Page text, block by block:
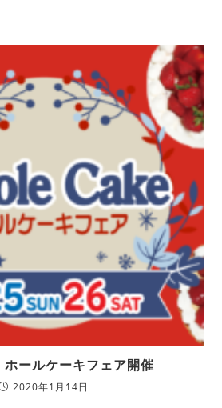
ールケーキフェア開催
2020年1月14日